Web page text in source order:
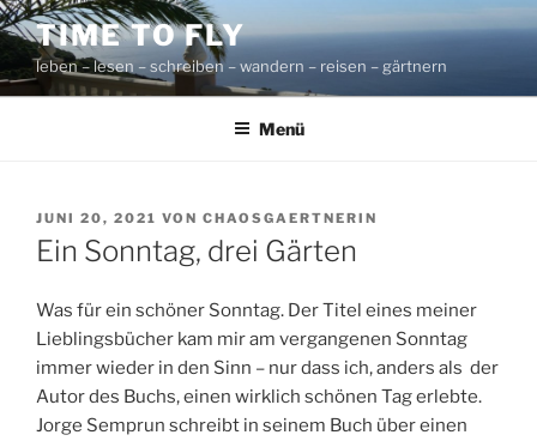
Zum
Inhalt
springen
TIME TO FLY
leben – lesen – schreiben – wandern – reisen – gärtnern
Menü
VERÖFFENTLICHT
AM
JUNI 20, 2021 VON CHAOSGAERTNERIN
Ein Sonntag, drei Gärten
Was für ein schöner Sonntag. Der Titel eines meiner
Lieblingsbücher kam mir am vergangenen Sonntag
immer wieder in den Sinn – nur dass ich, anders als der
Autor des Buchs, einen wirklich schönen Tag erlebte.
Jorge Semprun schreibt in seinem Buch über einen